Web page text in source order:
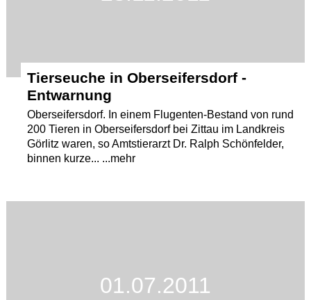
Tierseuche in Oberseifersdorf -
Entwarnung
Oberseifersdorf. In einem Flugenten-Bestand von rund
200 Tieren in Oberseifersdorf bei Zittau im Landkreis
Görlitz waren, so Amtstierarzt Dr. Ralph Schönfelder,
binnen kurze... ...mehr
01.07.2011